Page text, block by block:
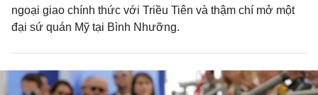
ngoại giao chính thức với Triều Tiên và thậm chí mở một
đại sứ quán Mỹ tại Bình Nhưỡng.